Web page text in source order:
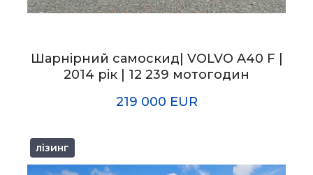
Шарнірний самоскид| VOLVO A40 F |
2014 рік | 12 239 мотогодин
219 000 EUR
лізинг